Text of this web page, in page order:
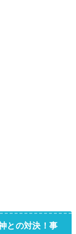
との対決！事